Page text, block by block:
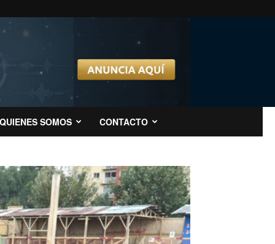
QUIENES SOMOS CONTACTO